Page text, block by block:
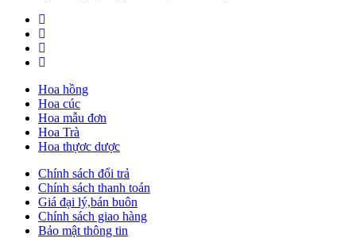
Hoa hồng
Hoa cúc
Hoa mẫu đơn
Hoa Trà
Hoa thựơc dược
Chính sách đổi trả
Chính sách thanh toán
Giá đại lý,bán buôn
Chính sách giao hàng
Bảo mật thông tin